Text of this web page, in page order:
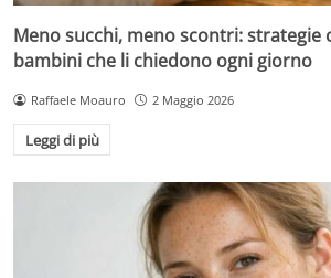
Meno succhi, meno scontri: strategie
bambini che li chiedono ogni giorno
Raffaele Moauro 2 Maggio 2026
Leggi di più